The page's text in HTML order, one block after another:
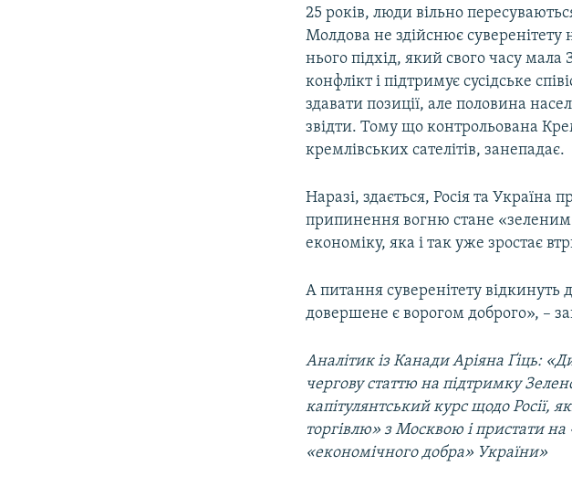
25 років, люди вільно
Молдова не здійснює суверенітету
нього підхід, який свого часу
конфлікт і підтримує сусідське
здавати позиції, але половина
звідти. Тому що контрольована
кремлівських сателітів, занепадає.
Наразі, здається, Росія та Україна
припинення вогню стане «зеленим
економіку, яка і так уже зростає
А питання суверенітету відкинуть
довершене є ворогом доброго», –
Аналітик із Канади Аріяна Ґіць:
чергову статтю на підтримку
капітулянтський курс щодо Росії,
торгівлю» з Москвою і пристати
«економічного добра» України»